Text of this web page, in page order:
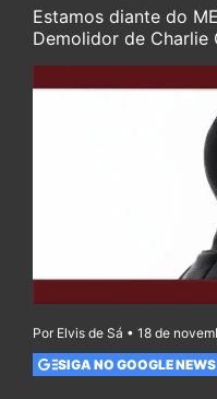
Estamos diante do
Demolidor de Charlie
Por Elvis de Sá • 18 de
SIGA NO GOOGLE NEWS